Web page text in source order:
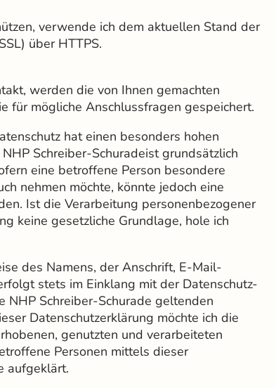
verwende ich dem aktuellen Stand der
über HTTPS.
werden die von Ihnen gemachten
für mögliche Anschlussfragen gespeichert.
hat einen besonders hohen
Schreiber-Schuradeist grundsätzlich
eine betroffene Person besondere
nehmen möchte, könnte jedoch eine
Ist die Verarbeitung personenbezogener
keine gesetzliche Grundlage, hole ich
des Namens, der Anschrift, E-Mail-
stets im Einklang mit der Datenschutz-
NHP Schreiber-Schurade geltenden
Datenschutzerklärung möchte ich die
genutzten und verarbeiteten
Personen mittels dieser
aufgeklärt.